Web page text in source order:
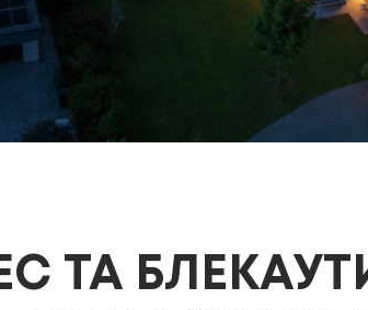
ТА